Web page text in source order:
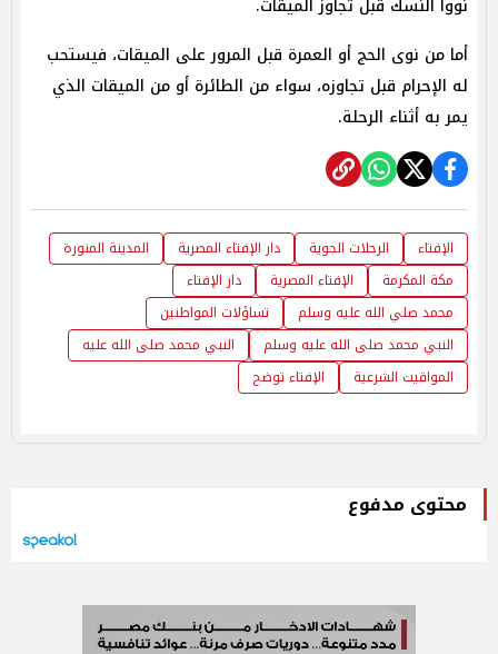
أما من نوى الحج أو العمرة قبل المرور على الميقات، فيستحب
له الإحرام قبل تجاوزه، سواء من الطائرة أو من الميقات الذي
يمر به أثناء الرحلة.
الإفتاء الرحلات الجوية دار الإفتاء المصرية
المدينة المنورة
مكة المكرمة
الإفتاء المصرية
دار الإفتاء
محمد صلي الله عليه وسلم
تساؤلات المواطنين
النبي محمد صلى الله عليه وسلم
النبي محمد صلى الله عليه
المواقيت الشرعية
الإفتاء توضح
محتوى مدفوع